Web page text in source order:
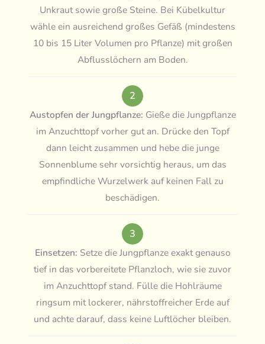
Unkraut sowie große Steine. Bei Kübelkultur
wähle ein ausreichend großes Gefäß (mindestens
10 bis 15 Liter Volumen pro Pflanze) mit großen
Abflusslöchern am Boden.
2
Austopfen der Jungpflanze: Gieße die Jungpflanze
im Anzuchttopf vorher gut an. Drücke den Topf
dann leicht zusammen und hebe die junge
Sonnenblume sehr vorsichtig heraus, um das
empfindliche Wurzelwerk auf keinen Fall zu
beschädigen.
3
Einsetzen: Setze die Jungpflanze exakt genauso
tief in das vorbereitete Pflanzloch, wie sie zuvor
im Anzuchttopf stand. Fülle die Hohlräume
ringsum mit lockerer, nährstoffreicher Erde auf
und achte darauf, dass keine Luftlöcher bleiben.